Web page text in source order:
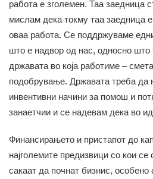
работа е зголемен. Таа заедница
мислам дека токму таа заедница
оваа работа. Се поддржуваме
што е надвор од нас, односно што
државата во која работиме –
подобрување. Државата треба да
инвентивни начини за помош и
занаетчии и се надевам дека во
Финансирањето и пристапот до
најголемите предизвици со кои
сакаат да почнат бизнис, особено